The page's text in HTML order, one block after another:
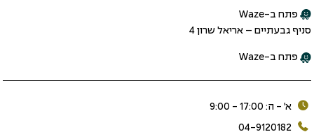
פתח ב-Waze
סניף גבעתיים – אריאל שרון 4
פתח ב-Waze
א׳ - ה: 17:00 - 9:00
04-9120182